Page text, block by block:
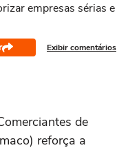
empresas sérias e
Exibir comentários
de
reforça a